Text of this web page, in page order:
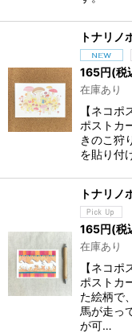
トナリノ
165円(税
在庫あり
【ネコ
ポストカ
きのこ狩
を貼り付
トナリノ
165円(税
在庫あり
【ネコ
ポストカ
た絵柄で
馬が走っ
が可…